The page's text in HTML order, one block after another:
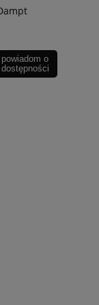
powiadom o
dostępności